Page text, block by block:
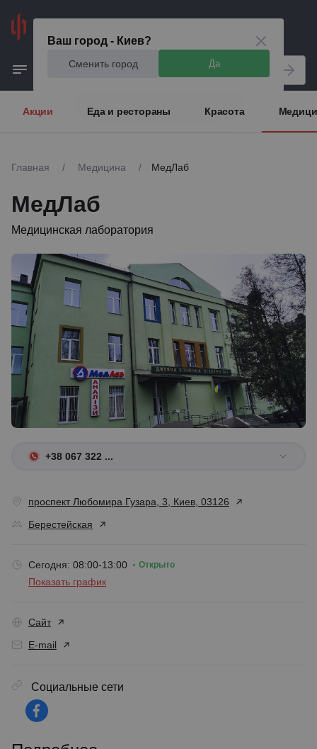
Ваш город - Киев?
Сменить город Да
Акции Еда и рестораны Красота
Главная / Медицина / МедЛаб
МедЛаб
Медицинская лаборатория
+38 067 322 ...
проспект Любомира Гузара, 3, Киев, 03126
Берестейская
Сегодня: 08:00-13:00 Открыто
Показать график
Сайт
E-mail
Социальные сети